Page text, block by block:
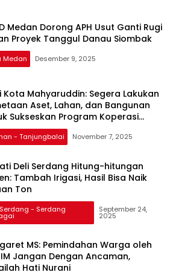
Medan Dorong APH Usut Ganti Rugi
Proyek Tanggul Danau Siombak
Medan Desember 9, 2025
Kota Mahyaruddin: Segera Lakukan
Aset, Lahan, dan Bangunan
Sukseskan Program Koperasi
Merah Putih
- Tanjungbalai November 7, 2025
Deli Serdang Hitung-hitungan
Tambah Irigasi, Hasil Bisa Naik
Ton
- Serdang September 24,
2025
MS: Pemindahan Warga oleh
Jangan Dengan Ancaman,
Hati Nurani